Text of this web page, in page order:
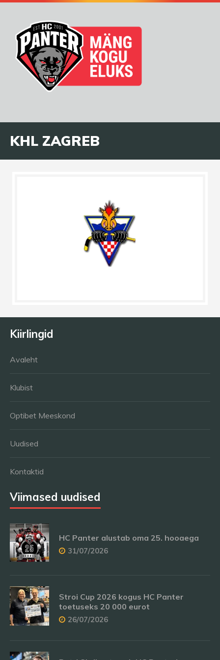
KHL ZAGREB
Kiirlingid
Avaleht
Klubist
Optibet Meeskond
Uudised
Kontaktid
Viimased uudised
HC Panter alustab oma 25. hooaega
31/07/2026
Stroi Cup 2026 kogus HC Panter
toetuseks 20 000 eurot
26/07/2026